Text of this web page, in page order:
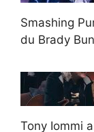
Smashing
du Brady
Tony Iommi